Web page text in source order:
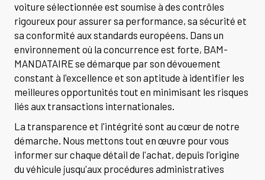
voiture sélectionnée est soumise à des contrôles
rigoureux pour assurer sa performance, sa sécurité et
sa conformité aux standards européens. Dans un
environnement où la concurrence est forte, BAM-
MANDATAIRE se démarque par son dévouement
constant à l'excellence et son aptitude à identifier les
meilleures opportunités tout en minimisant les risques
liés aux transactions internationales.
La transparence et l'intégrité sont au cœur de notre
démarche. Nous mettons tout en œuvre pour vous
informer sur chaque détail de l'achat, depuis l'origine
du véhicule jusqu'aux procédures administratives